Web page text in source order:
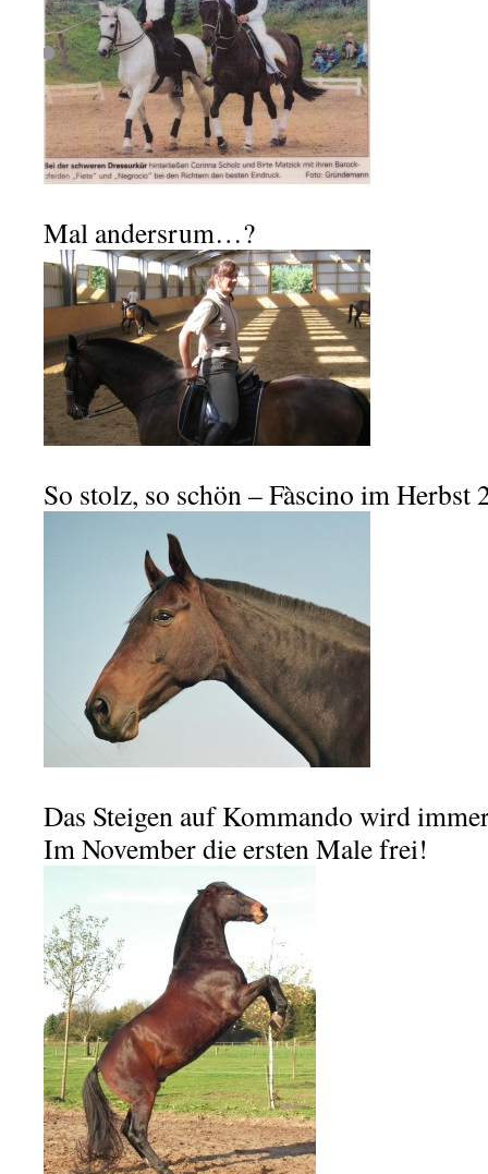
Mal andersrum…?
So stolz, so schön – Fàscino im Herbst
Das Steigen auf Kommando wird
Im November die ersten Male frei!